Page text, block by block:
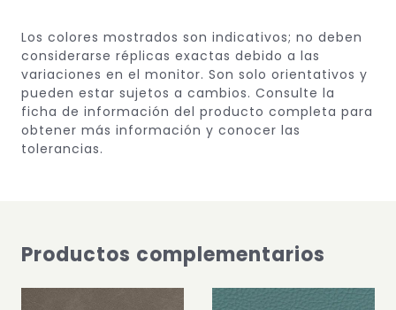
Los colores mostrados son indicativos; no deben
considerarse réplicas exactas debido a las
variaciones en el monitor. Son solo orientativos y
pueden estar sujetos a cambios. Consulte la
ficha de información del producto completa para
obtener más información y conocer las
tolerancias.
Productos complementarios